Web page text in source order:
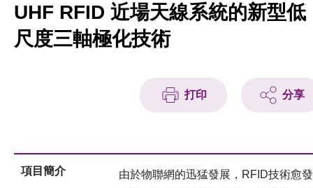
項目夥伴
UHF RFID 近場天線系統的新型低
尺度三軸極化技術
打印 分享
項目簡介
由於物聯網的迅猛發展，RFID技術愈發